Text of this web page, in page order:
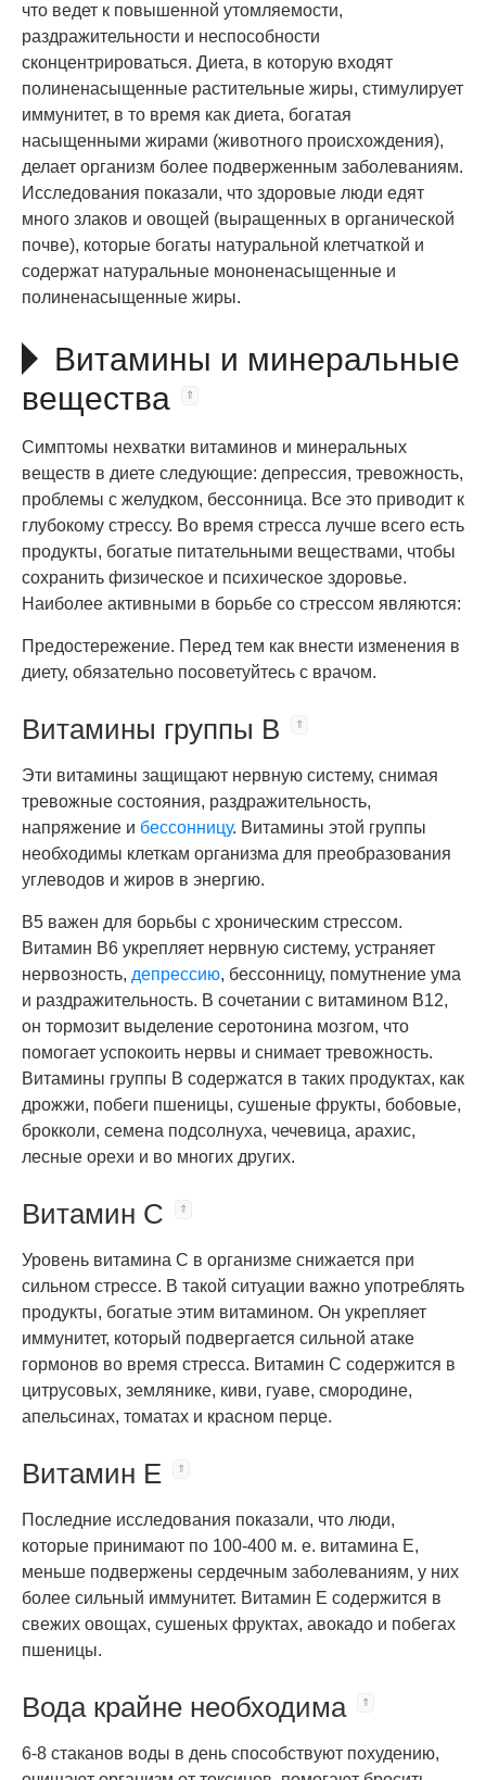
что ведет к повышенной утомляемости,
раздражительности и неспособности
сконцентрироваться. Диета, в которую входят
полиненасыщенные растительные жиры, стимулирует
иммунитет, в то время как диета, богатая
насыщенными жирами (животного происхождения),
делает организм более подверженным заболеваниям.
Исследования показали, что здоровые люди едят
много злаков и овощей (выращенных в органической
почве), которые богаты натуральной клетчаткой и
содержат натуральные мононенасыщенные и
полиненасыщенные жиры.
Витамины и минеральные
вещества
Симптомы нехватки витаминов и минеральных
веществ в диете следующие: депрессия, тревожность,
проблемы с желудком, бессонница. Все это приводит к
глубокому стрессу. Во время стресса лучше всего есть
продукты, богатые питательными веществами, чтобы
сохранить физическое и психическое здоровье.
Наиболее активными в борьбе со стрессом являются:
Предостережение. Перед тем как внести изменения в
диету, обязательно посоветуйтесь с врачом.
Витамины группы B
Эти витамины защищают нервную систему, снимая
тревожные состояния, раздражительность,
напряжение и бессонницу. Витамины этой группы
необходимы клеткам организма для преобразования
углеводов и жиров в энергию.
B5 важен для борьбы с хроническим стрессом.
Витамин B6 укрепляет нервную систему, устраняет
нервозность, депрессию, бессонницу, помутнение ума
и раздражительность. В сочетании с витамином B12,
он тормозит выделение серотонина мозгом, что
помогает успокоить нервы и снимает тревожность.
Витамины группы B содержатся в таких продуктах, как
дрожжи, побеги пшеницы, сушеные фрукты, бобовые,
брокколи, семена подсолнуха, чечевица, арахис,
лесные орехи и во многих других.
Витамин C
Уровень витамина С в организме снижается при
сильном стрессе. В такой ситуации важно употреблять
продукты, богатые этим витамином. Он укрепляет
иммунитет, который подвергается сильной атаке
гормонов во время стресса. Витамин С содержится в
цитрусовых, землянике, киви, гуаве, смородине,
апельсинах, томатах и красном перце.
Витамин E
Последние исследования показали, что люди,
которые принимают по 100-400 м. е. витамина Е,
меньше подвержены сердечным заболеваниям, у них
более сильный иммунитет. Витамин Е содержится в
свежих овощах, сушеных фруктах, авокадо и побегах
пшеницы.
Вода крайне необходима
6-8 стаканов воды в день способствуют похудению,